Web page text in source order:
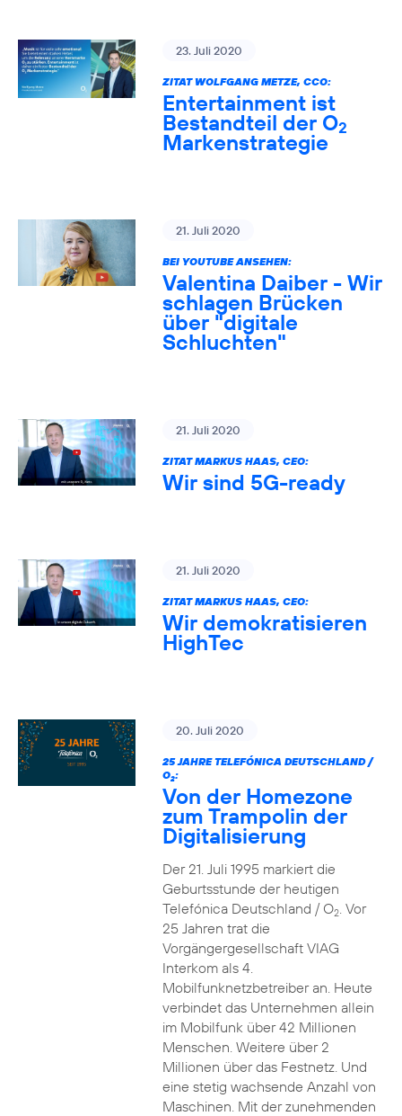
23. Juli 2020
ZITAT WOLFGANG METZE, CCO:
Entertainment ist
Bestandteil der O2
Markenstrategie
21. Juli 2020
BEI YOUTUBE ANSEHEN:
Valentina Daiber - Wir
schlagen Brücken
über "digitale
Schluchten"
21. Juli 2020
ZITAT MARKUS HAAS, CEO:
Wir sind 5G-ready
21. Juli 2020
ZITAT MARKUS HAAS, CEO:
Wir demokratisieren
HighTec
20. Juli 2020
25 JAHRE TELEFÓNICA DEUTSCHLAND /
O2:
Von der Homezone
zum Trampolin der
Digitalisierung
Der 21. Juli 1995 markiert die
Geburtsstunde der heutigen
Telefónica Deutschland / O2. Vor
25 Jahren trat die
Vorgängergesellschaft VIAG
Interkom als 4.
Mobilfunknetzbetreiber an. Heute
verbindet das Unternehmen allein
im Mobilfunk über 42 Millionen
Menschen. Weitere über 2
Millionen über das Festnetz. Und
eine stetig wachsende Anzahl von
Maschinen. Mit der zunehmenden